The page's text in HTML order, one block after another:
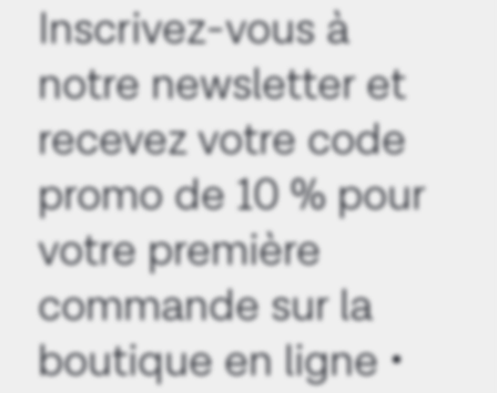
Inscrivez-vous à
notre newsletter et
recevez votre code
promo de 10 % pour
votre première
commande sur la
boutique en ligne